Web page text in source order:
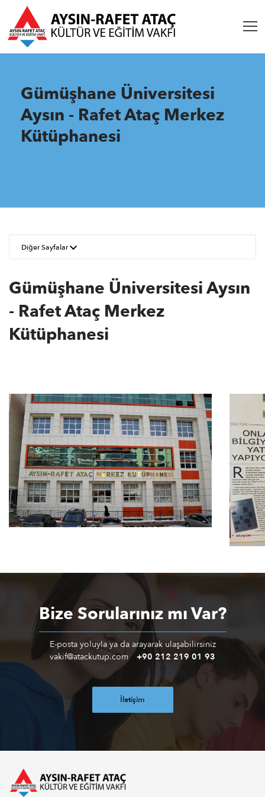
Gümüşhane Üniversitesi
Aysın - Rafet Ataç Merkez
Kütüphanesi
Diğer Sayfalar
Gümüşhane Üniversitesi Aysın
- Rafet Ataç Merkez
Kütüphanesi
Bize Sorularınız mı Var?
E-posta yoluyla ya da arayarak ulaşabilirsiniz
vakif@atackutup.com
+90 212 219 01 93
İletişim